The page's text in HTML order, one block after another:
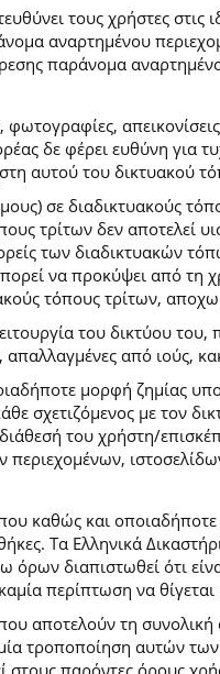
τους χρήστες
αναρτημένου
παράνομα
φέρει ευθύνη για
αυτού του δικτυακού
σε διαδικτυακούς
τρίτων δεν αποτελεί
των διαδικτυακών
να προκύψει από
τόπους τρίτων,
του δικτύου του,
από ιούς,
μορφή ζημίας
σχετιζόμενος με τον
του χρήστη/
περιεχομένων,
καθώς και
Τα Ελληνικά
διαπιστωθεί ότι
περίπτωση να
αποτελούν τη
τροποποίηση αυτών